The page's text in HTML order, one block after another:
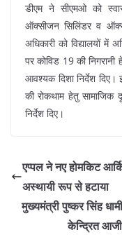
डीएम ने सीएमओ को
ऑक्सीजन सिलिंडर व
अधिकारी को विद्यालयों में
पर कोविड 19 की निगरानी
आवश्यक दिशा निर्देश
की रोकथाम हेतु सामाजिक
निर्देश दिए।
एप्पल ने नए होमकिट
अस्थायी रूप से हटाया
मुख्यमंत्री पुष्कर सिंह
केन्द्रित